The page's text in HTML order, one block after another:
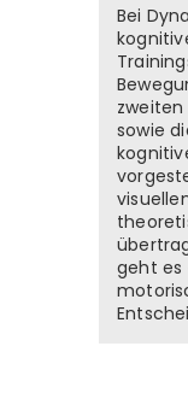
springen
Bei
sowie
geht es